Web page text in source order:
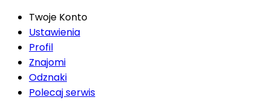
Twoje Konto
Ustawienia
Profil
Znajomi
Odznaki
Polecaj serwis